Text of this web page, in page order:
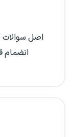
انضمام